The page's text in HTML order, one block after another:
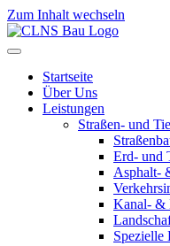
Zum Inhalt wechseln
Startseite
Über Uns
Leistungen
Straßen- und
Erd- und
Asphalt-
Kanal- &
Spezielle